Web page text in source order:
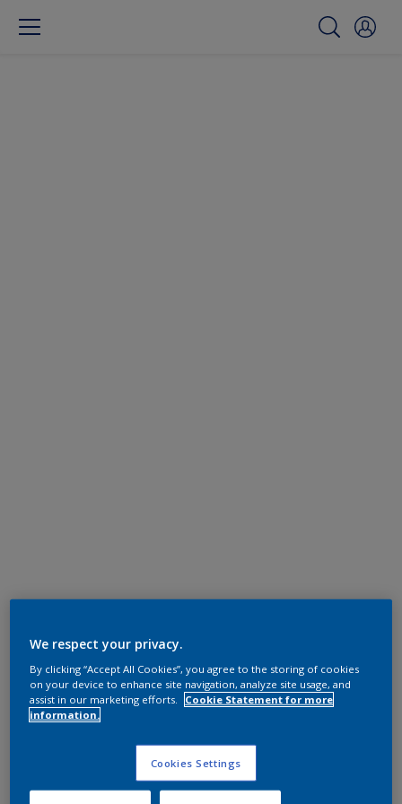
We respect your privacy.
By clicking “Accept All Cookies”, you agree to the storing of cookies
on your device to enhance site navigation, analyze site usage, and
assist in our marketing efforts.
Cookie Statement for more
information.
Cookies Settings